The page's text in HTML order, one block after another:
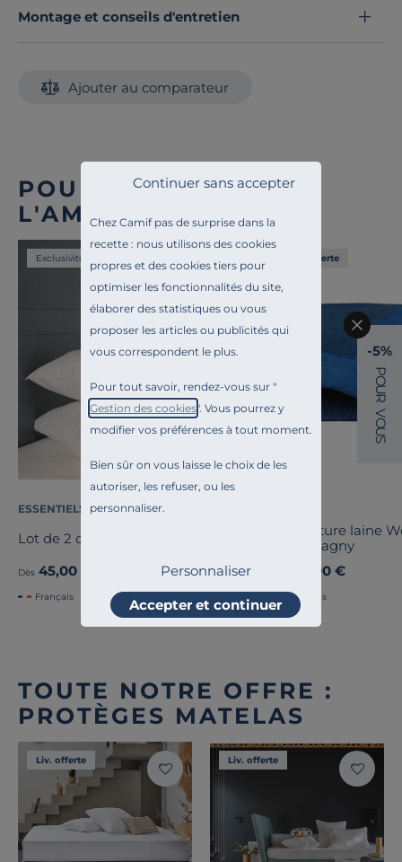
Chez Camif pas de surprise dans la
recette : nous utilisons des cookies
propres et des cookies tiers pour
optimiser les fonctionnalités du site,
élaborer des statistiques ou vous
proposer les articles ou publicités qui
vous correspondent le plus.
Pour tout savoir, rendez-vous sur "
Gestion des cookies". Vous pourrez y
modifier vos préférences à tout moment.
Bien sûr on vous laisse le choix de les
autoriser, les refuser, ou les
personnaliser.
Continuer sans accepter
Personnaliser
Accepter et continuer
Montage et conseils d'entretien
Ajouter au comparateur
POUR COMPLÉTER
L'AMBIANCE
Exclusivité
ESSENTIELS PAR CAMIF
Lot de 2 oreillers Pacôme
Dès 45,00 €
Français
Liv. offerte
Couverture laine
Champagny
89,00 €
Français
TOUTE NOTRE OFFRE :
PROTÈGES MATELAS
Liv. offerte Liv. offerte
-5%
P
O
U
R
V
O
U
S